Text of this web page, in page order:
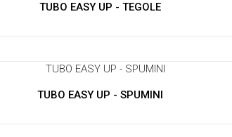
TUBO EASY UP - TEGOLE
TUBO EASY UP - SPUMINI